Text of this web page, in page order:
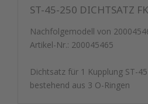
ST-45-250 DICHTSATZ
Nachfolgemodell von
Artikel-Nr.: 200045465
Dichtsatz für 1 Kupplung ST-45
bestehend aus 3 O-Ringen